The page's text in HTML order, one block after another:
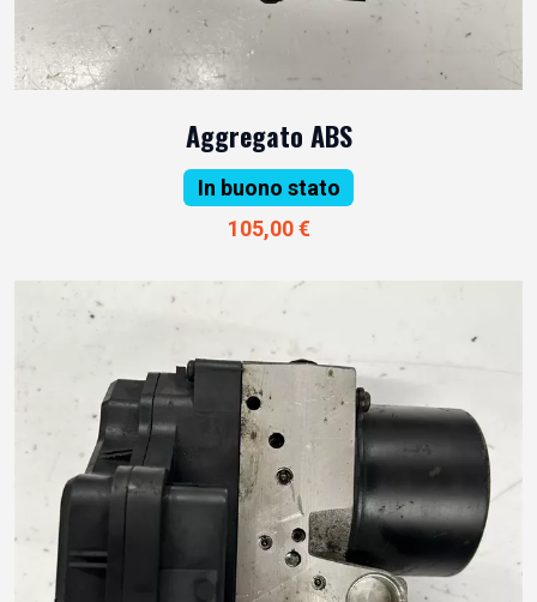
Aggregato ABS
In buono stato
105,00 €